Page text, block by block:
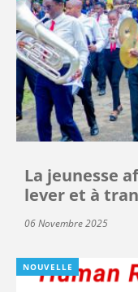
La jeunesse
lever et à
06 Novembre 2025
NOUVELLE